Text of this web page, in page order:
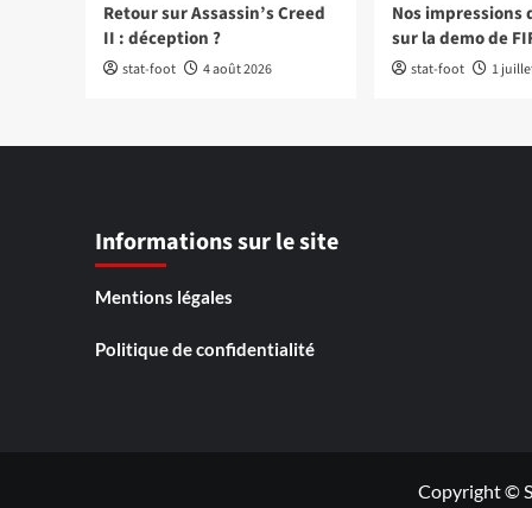
Retour sur Assassin’s Creed
II : déception ?
stat-foot 4 août 2026
Nos impressions
sur la demo de
stat-foot 1
Informations sur le site
Mentions légales
Politique de confidentialité
Copyright ©